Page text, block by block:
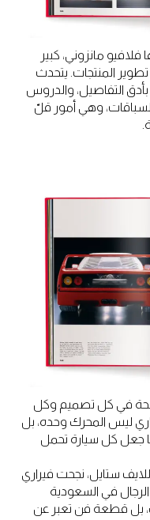
فلافيو مانزوني، كبير
المنتجات. يتحدث
التفاصيل، والدروس
وهي أمور قلّ
في كل تصميم وكل
ليس المحرك وحده، بل
جعل كل سيارة تحمل
ستايل، نجحت فيراري
في السعودية
بل قطعة فن تعبر عن